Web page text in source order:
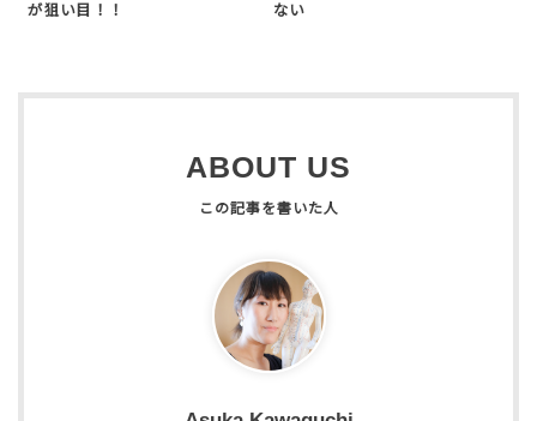
が狙い目！！
ない
ABOUT US